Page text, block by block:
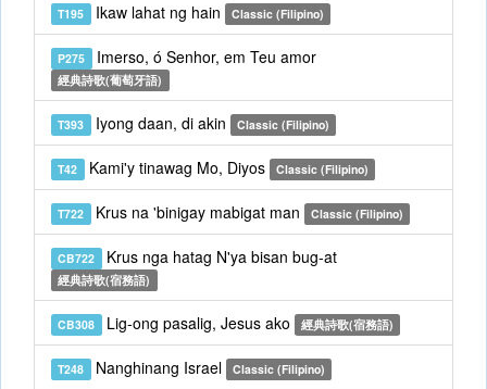
T195 Ikaw lahat ng hain Classic (Filipino)
P275 Imerso, ó Senhor, em Teu amor
經典詩歌(葡萄牙語)
T393 Iyong daan, di akin Classic (Filipino)
T42 Kami'y tinawag Mo, Diyos Classic (Filipino)
T722 Krus na 'binigay mabigat man Classic (Filipino)
CB722 Krus nga hatag N'ya bisan bug-at
經典詩歌(宿務語)
CB308 Lig-ong pasalig, Jesus ako 經典詩歌(宿務語)
T248 Nanghinang Israel Classic (Filipino)